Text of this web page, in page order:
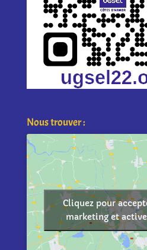
Nous trouver :
Cliquez pour
marketing et